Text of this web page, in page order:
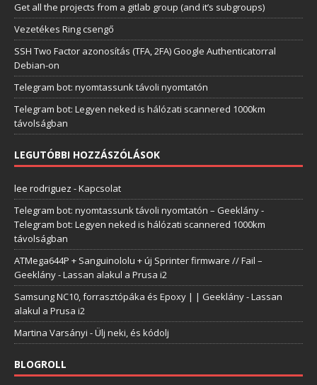
Get all the projects from a gitlab group (and it’s subgroups)
Vezetékes Ring csengő
SSH Two Factor azonosítás (TFA, 2FA) Google Authenticatorral
Debian-on
Telegram bot: nyomtassunk távoli nyomtatón
Telegram bot: Legyen neked is hálózati scannered 1000km
távolságban
LEGUTÓBBI HOZZÁSZÓLÁSOK
lee rodriguez -Kapcsolat
Telegram bot: nyomtassunk távoli nyomtatón – Geeklány-
Telegram bot: Legyen neked is hálózati scannered 1000km
távolságban
ATMega644P + Sanguinololu + új Sprinter firmware // Fail –
Geeklány-Lassan alakul a Prusa i2
Samsung NC10, forrasztópáka és Epoxy | | Geeklány-Lassan
alakul a Prusa i2
Martina Varsányi -Ülj neki, és kódolj
BLOGROLL